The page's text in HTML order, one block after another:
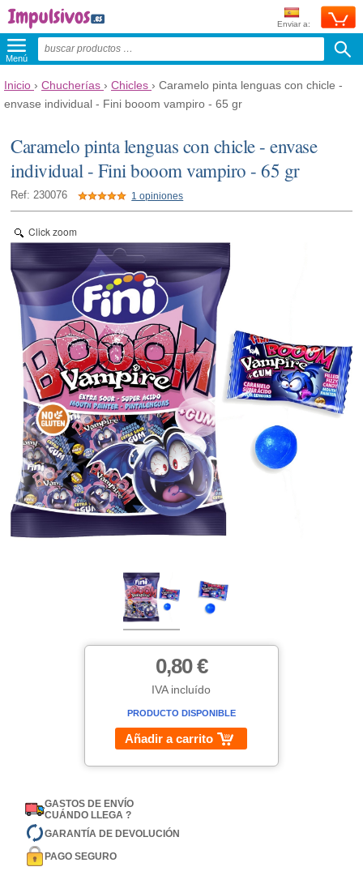
Enviar a:
Menú
Inicio › Chucherías › Chicles › Caramelo pinta lenguas con chicle -
envase individual - Fini booom vampiro - 65 gr
Caramelo pinta lenguas con chicle - envase
individual - Fini booom vampiro - 65 gr
Ref: 230076 1 opiniones
Click zoom
0,80 €
IVA incluído
PRODUCTO DISPONIBLE
Añadir a carrito
GASTOS DE ENVÍO
CUÁNDO LLEGA ?
GARANTÍA DE DEVOLUCIÓN
PAGO SEGURO